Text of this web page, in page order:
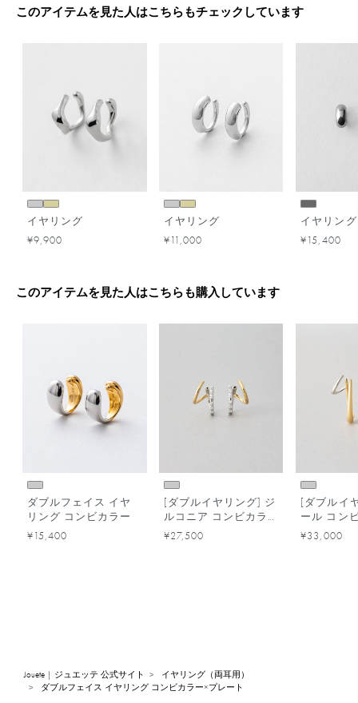
このアイテムを見た人はこちらもチェックしています
イヤリング
¥9,900
イヤリング
¥11,000
イヤリング
¥15,400
このアイテムを見た人はこちらも購入しています
ダブルフェイス イヤ
リング コンビカラー
¥15,400
[ダブルイヤリング] ジ
ルコニア コンビカラ
ー
¥27,500
[ダブルイ
ール コン
¥33,000
Jouete | ジュエッテ 公式サイト
イヤリング（両耳用）
ダブルフェイス イヤリング コンビカラー×プレート